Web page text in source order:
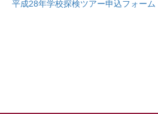
平成28年学校探検ツアー申込フォーム